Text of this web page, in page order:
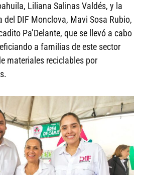
Liliana Salinas Valdés, y la
del DIF Monclova, Mavi Sosa Rubio,
Pa’Delante, que se llevó a cabo
a familias de este sector
materiales reciclables por